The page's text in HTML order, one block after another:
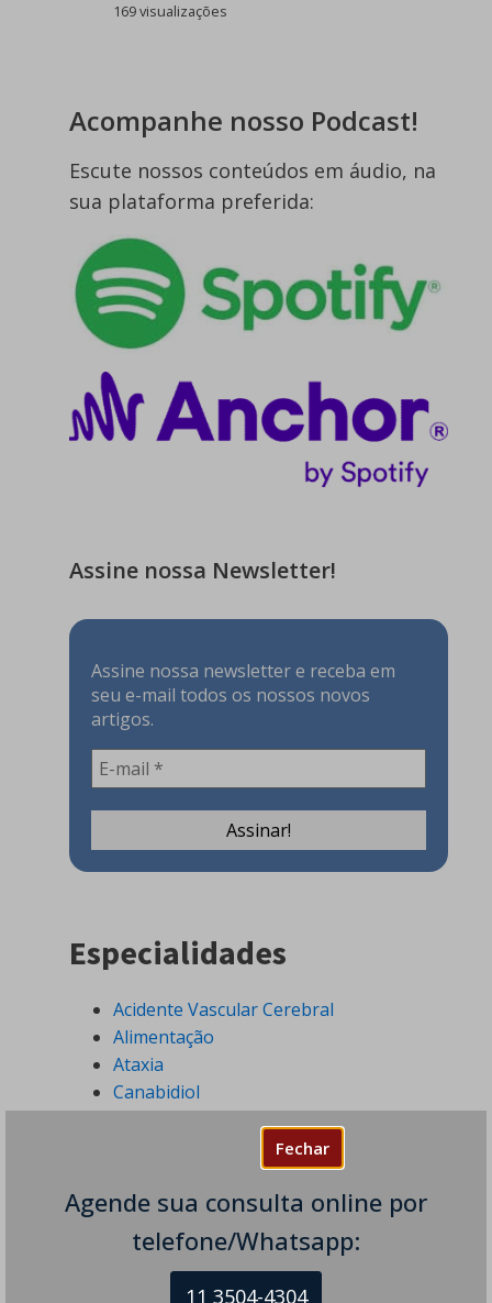
Fechar
Agende sua consulta online por
telefone/Whatsapp:
11 3504-4304
169 visualizações
Acompanhe nosso Podcast!
Escute nossos conteúdos em áudio, na
sua plataforma preferida:
Assine nossa Newsletter!
Assine nossa newsletter e receba em
seu e-mail todos os nossos novos
artigos.
Especialidades
Acidente Vascular Cerebral
Alimentação
Ataxia
Canabidiol
Distonia
Distúrbios do Movimento
Distúrbios do Sono
Doença de Alzheimer